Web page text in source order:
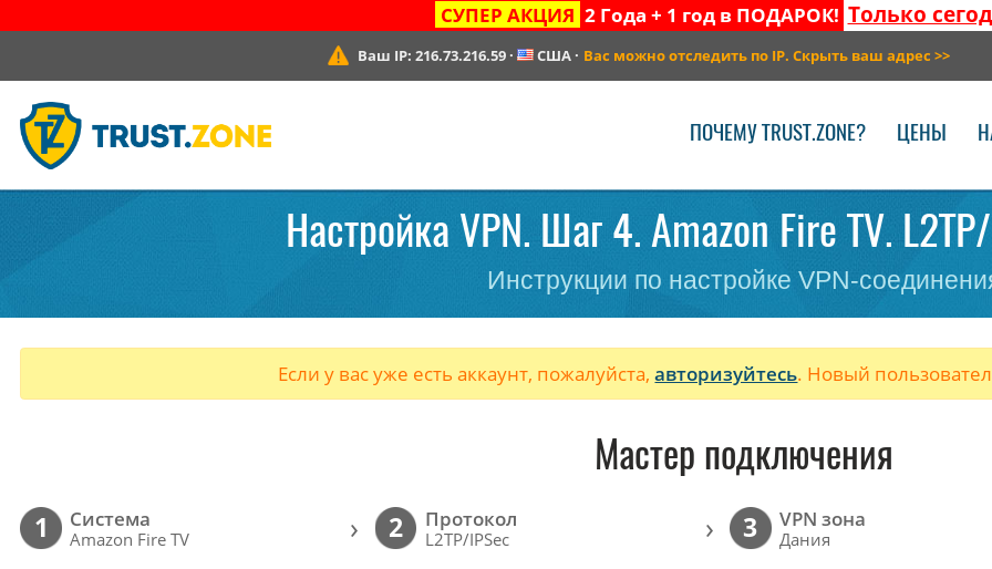
СУПЕР АКЦИЯ 2 Года + 1 год в ПОДАРОК! Только
Ваш IP: 216.73.216.59· США · Вас можно отследить по IP. Скрыть ваш адрес >>
ПОЧЕМУ TRUST.ZONE? ЦЕНЫ
Настройка VPN. Шаг 4. Amazon Fire TV.
Инструкции по настройке VPN-
Если у вас уже есть аккаунт, пожалуйста,авторизуйтесь. Новый
Мастер подключения
1 Cистема
Amazon Fire TV › 2 Протокол
L2TP/IPSec › 3 VPN зона
Дания